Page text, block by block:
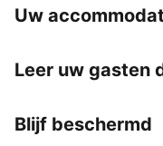
Uw
Leer uw gasten
Blijf beschermd